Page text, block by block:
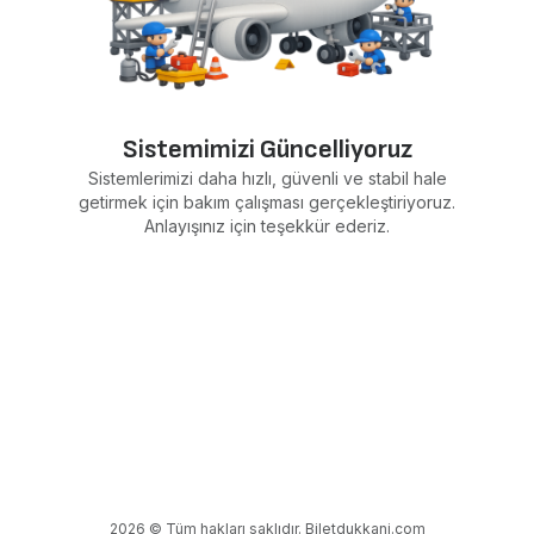
Sistemimizi Güncelliyoruz
Sistemlerimizi daha hızlı, güvenli ve stabil hale
getirmek için bakım çalışması gerçekleştiriyoruz.
Anlayışınız için teşekkür ederiz.
2026 © Tüm hakları saklıdır. Biletdukkani.com